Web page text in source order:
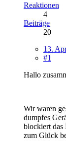
Reaktionen
4
Beiträge
20
13.
#1
Hallo
Wir waren
dumpfes
blockiert
zum Glück